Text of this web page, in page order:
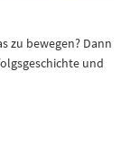
zu bewegen? Dann
und